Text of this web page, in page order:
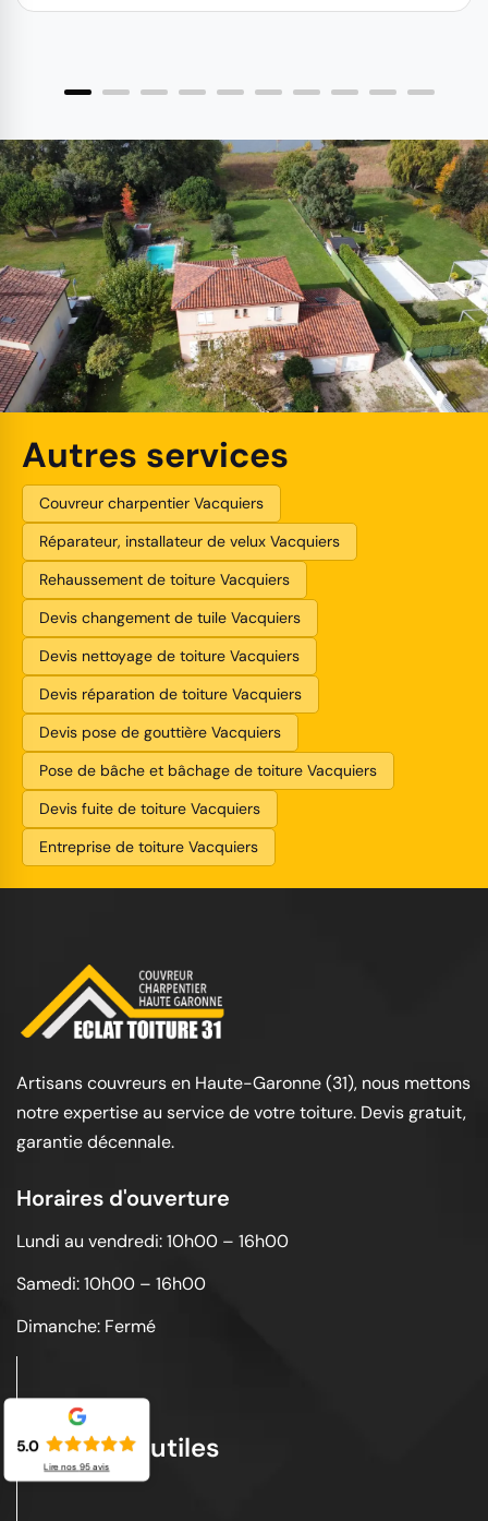
Autres services
Couvreur charpentier Vacquiers
Réparateur, installateur de velux Vacquiers
Rehaussement de toiture Vacquiers
Devis changement de tuile Vacquiers
Devis nettoyage de toiture Vacquiers
Devis réparation de toiture Vacquiers
Devis pose de gouttière Vacquiers
Pose de bâche et bâchage de toiture Vacquiers
Devis fuite de toiture Vacquiers
Entreprise de toiture Vacquiers
Artisans couvreurs en Haute-Garonne (31), nous mettons
notre expertise au service de votre toiture. Devis gratuit,
garantie décennale.
Horaires d'ouverture
Lundi au vendredi: 10h00 – 16h00
Samedi: 10h00 – 16h00
Dimanche: Fermé
Liens utiles
5.0
Lire nos 95avis